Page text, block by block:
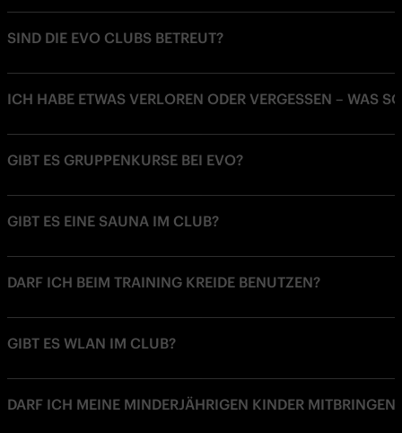
SIND DIE EVO CLUBS BETREUT?
ICH HABE ETWAS VERLOREN ODER VERGESSEN – WAS
GIBT ES GRUPPENKURSE BEI EVO?
GIBT ES EINE SAUNA IM CLUB?
DARF ICH BEIM TRAINING KREIDE BENUTZEN?
GIBT ES WLAN IM CLUB?
DARF ICH MEINE MINDERJÄHRIGEN KINDER MITBRINGEN?